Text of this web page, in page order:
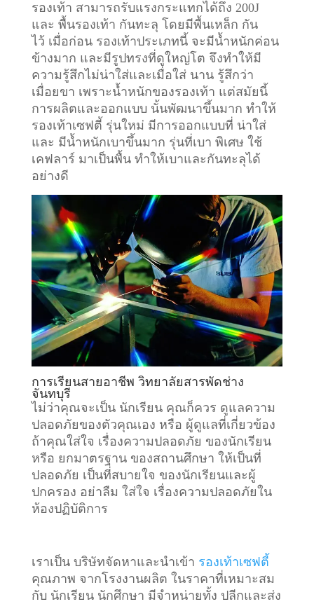
รองเท้า สามารถรับแรงกระแทกได้ถึง 200J
และ พื้นรองเท้า กันทะลุ โดยมีพื้นเหล็ก กัน
ไว้ เมื่อก่อน รองเท้าประเภทนี้ จะมีน้ำหนักค่อน
ข้างมาก และมีรูปทรงที่ดูใหญ่โต จึงทำให้มี
ความรู้สึกไม่น่าใส่และเมื่อใส่ นาน รู้สึกว่า
เมื่อยขา เพราะน้ำหนักของรองเท้า แต่สมัยนี้
การผลิตและออกแบบ นั้นพัฒนาขึ้นมาก ทำให้
รองเท้าเซฟตี้ รุ่นใหม่ มีการออกแบบที่ น่าใส่
และ มีน้ำหนักเบาขึ้นมาก รุ่นที่เบา พิเศษ ใช้
เคฟลาร์ มาเป็นพื้น ทำให้เบาและกันทะลุได้
อย่างดี
การเรียนสายอาชีพ วิทยาลัยสารพัดช่าง
จันทบุรี
ไม่ว่าคุณจะเป็น นักเรียน คุณก็ควร ดูแลความ
ปลอดภัยของตัวคุณเอง หรือ ผู้ดูแลที่เกี่ยวข้อง
ถ้าคุณใส่ใจ เรื่องความปลอดภัย ของนักเรียน
หรือ ยกมาตรฐาน ของสถานศึกษา ให้เป็นที่
ปลอดภัย เป็นที่สบายใจ ของนักเรียนและผู้
ปกครอง อย่าลืม ใส่ใจ เรื่องความปลอดภัยใน
ห้องปฏิบัติการ
เราเป็น บริษัทจัดหาและนำเข้า รองเท้าเซฟตี้
คุณภาพ จากโรงงานผลิต ในราคาที่เหมาะสม
กับ นักเรียน นักศึกษา มีจำหน่ายทั้ง ปลีกและส่ง